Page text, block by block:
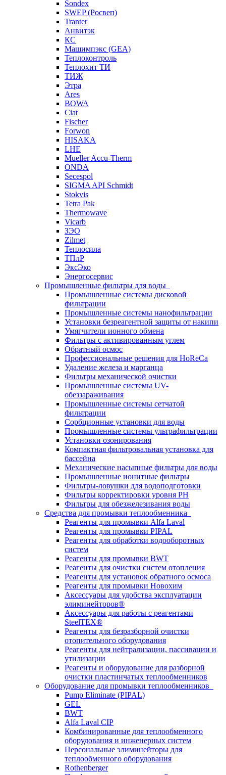
Sondex
SWEP (Росвеп)
Tranter
Анвитэк
КС
Машимпэкс (GEA)
Теплоконтроль
Теплохит ТИ
ТИЖ
Этра
Ares
BOWA
Ciat
Fischer
Forwon
HISAKA
LHE
Mueller Accu-Therm
ONDA
Secespol
SIGMA API Schmidt
Stokvis
Tetra Pak
Thermowave
Vicarb
ЗЭО
Zilmet
Теплосила
ТПлР
ЭксЭко
Энергосервис
Промышленные фильтры для воды
Промышленные системы дисковой
фильтрации
Промышленные системы нанофильтрации
Установки безреагентной защиты от накипи
Умягчители ионного обмена
Фильтры с активированным углем
Обратный осмос
Профессиональные решения для HoReCa
Удаление железа и марганца
Фильтры механической очистки
Промышленные системы UV-
обеззараживания
Промышленные системы сетчатой
фильтрации
Сорбционные установки для воды
Промышленные системы ультрафильтрации
Установки озонирования
Компактная фильтровальная установка для
бассейна
Механические насыпные фильтры для воды
Промышленные ионитные фильтры
Фильтры-ловушки для водоподготовки
Фильтры корректировки уровня PH
Фильтры для обезжелезивания воды
Средства для промывки теплообменника
Реагенты для промывки Alfa Laval
Реагенты для промывки PIPAL
Реагенты для обработки водооборотных
систем
Реагенты для промывки BWT
Реагенты для очистки систем отопления
Реагенты для установок обратного осмоса
Реагенты для промывки Новохим
Аксессуары для удобства эксплуатации
элиминейторов®
Аксессуары для работы с реагентами
SteelTEX®
Реагенты для безразборной очистки
отопительного оборудования
Реагенты для нейтрализации, пассивации и
утилизации
Реагенты и оборудование для разборной
очистки пластинчатых теплообменников
Оборудование для промывки теплообменников
Pump Eliminate (PIPAL)
GEL
BWT
Alfa Laval CIP
Комбинированные для теплообменного
оборудования и инженерных систем
Персональные элиминейторы для
теплообменного оборудования
Rothenberger